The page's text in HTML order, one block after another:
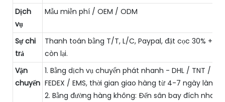
Dịch
vụ
Mẫu miễn phí / OEM / ODM
Sự chi
trả
Thanh toán bằng T/T, L/C, Paypal, đặt cọc 30% +
còn lại.
Vận
chuyển
1. Bằng dịch vụ chuyển phát nhanh - DHL / TNT /
FEDEX / EMS, thời gian giao hàng từ 4-7 ngày làm
2. Bằng đường hàng không: Đến sân bay đích nhanh